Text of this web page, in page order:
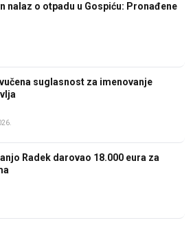
nalaz o otpadu u Gospiću: Pronađene
suglasnost za imenovanje
Radek darovao 18.000 eura za